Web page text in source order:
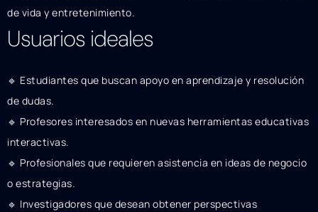
de vida y entretenimiento.
Usuarios ideales
🔹 Estudiantes que buscan apoyo en aprendizaje y resolución
de dudas.
🔹 Profesores interesados en nuevas herramientas educativas
interactivas.
🔹 Profesionales que requieren asistencia en ideas de negocio
o estrategias.
🔹 Investigadores que desean obtener perspectivas